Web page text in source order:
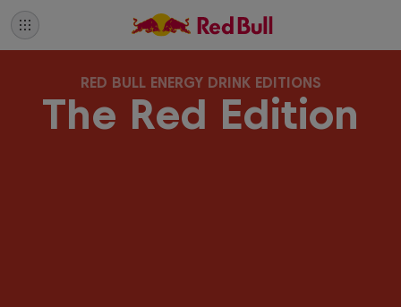
The Red Edition
RED BULL ENERGY DRINK EDITIONS